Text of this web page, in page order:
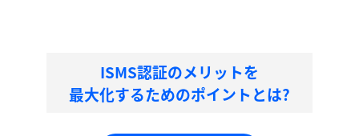
ISMS認証のメリットを
最大化するためのポイントとは?